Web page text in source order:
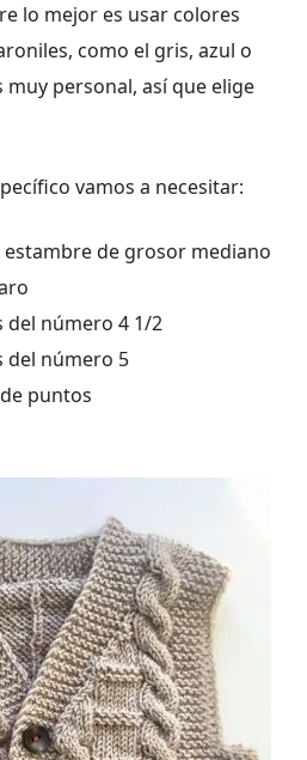
lo mejor es usar colores
como el gris, azul o
personal, así que elige
vamos a necesitar:
estambre de grosor mediano
del número 4 1/2
del número 5
puntos